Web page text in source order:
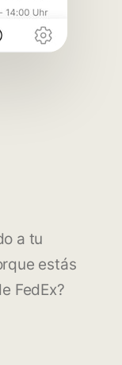
a tu
estás
FedEx?